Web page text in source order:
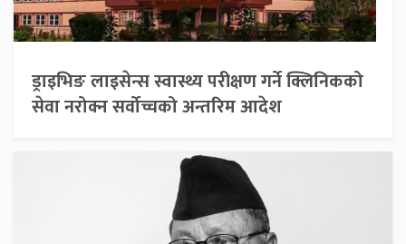
ड्राइभिङ लाइसेन्स स्वास्थ्य परीक्षण गर्ने क्लिनिकको
सेवा नरोक्न सर्वोच्चको अन्तरिम आदेश